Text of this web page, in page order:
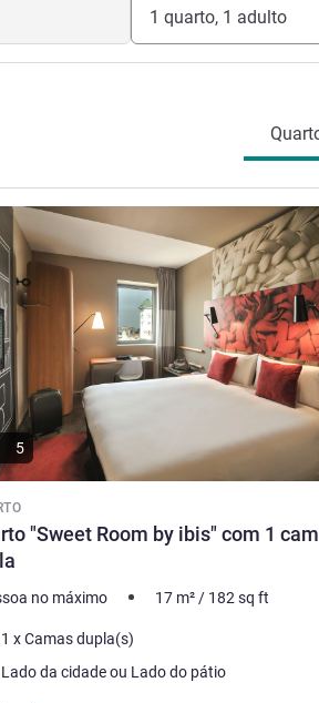
1 quarto, 1 adulto
"Sweet Room by ibis" com 1
5
no máximo 17 m² / 182 sq ft
1 x Camas dupla(s)
Lado da cidade ou Lado do pátio